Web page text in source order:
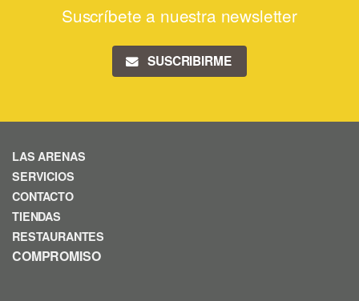
Suscríbete a nuestra newsletter
SUSCRIBIRME
LAS ARENAS
SERVICIOS
CONTACTO
TIENDAS
RESTAURANTES
COMPROMISO